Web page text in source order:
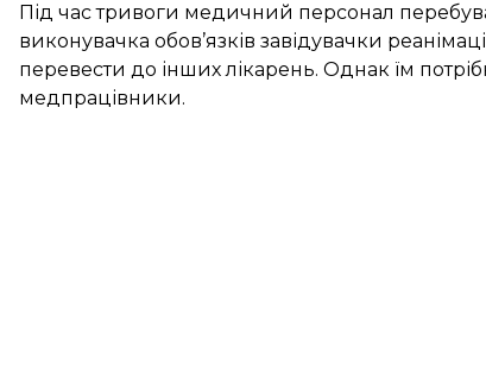
Під час тривоги медичний персонал
виконувачка обов’язків завідувачки
перевести до інших лікарень. Однак їм
медпрацівники.